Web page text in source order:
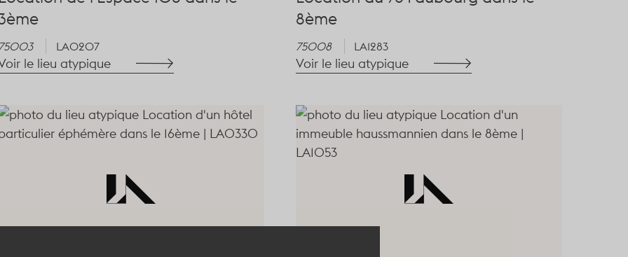
LA0207
le lieu atypique
8ème
75008 LA1283
Voir le lieu atypique